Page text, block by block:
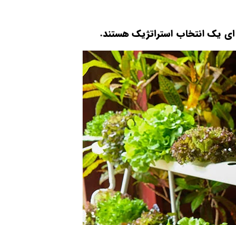
یک انتخاب استراتژیک هستند.